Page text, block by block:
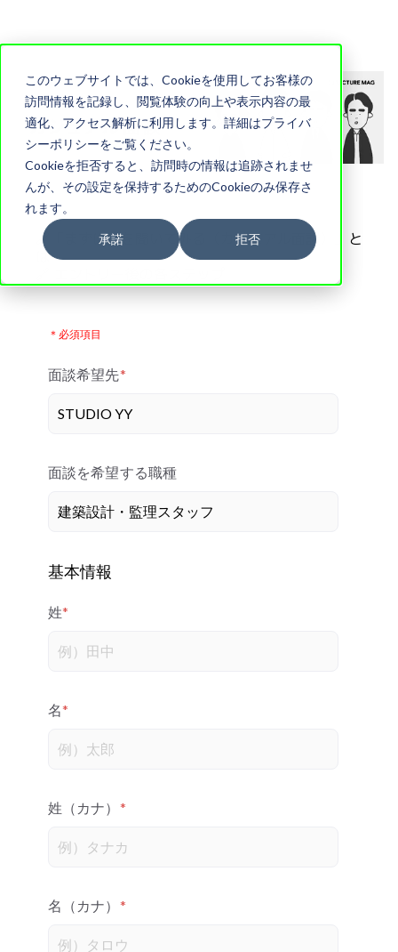
このウェブサイトでは、Cookieを使用してお客様の
訪問情報を記録し、閲覧体験の向上や表示内容の最
適化、アクセス解析に利用します。詳細はプライバ
シーポリシーをご覧ください。
Cookieを拒否すると、訪問時の情報は追跡されませ
んが、その設定を保持するためのCookieのみ保存さ
れます。
承諾 拒否
🔗「まずは話を聞いてみる（カジュアル面談）」と
は
＊必須項目
面談希望先*
面談を希望する職種
基本情報
姓*
名*
姓（カナ） *
名（カナ） *